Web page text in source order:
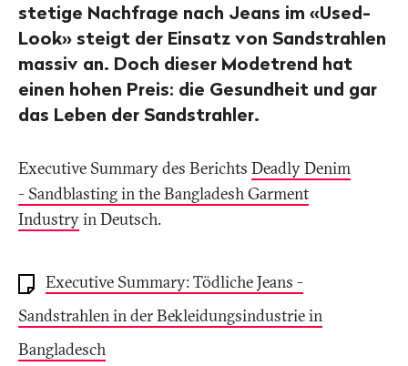
stetige Nachfrage nach Jeans im «Used-
Look» steigt der Einsatz von Sandstrahlen
massiv an. Doch dieser Modetrend hat
einen hohen Preis: die Gesundheit und gar
das Leben der Sandstrahler.
Executive Summary des Berichts Deadly Denim
- Sandblasting in the Bangladesh Garment
Industryin Deutsch.
Executive Summary: Tödliche Jeans -
Sandstrahlen in der Bekleidungsindustrie in
Bangladesch